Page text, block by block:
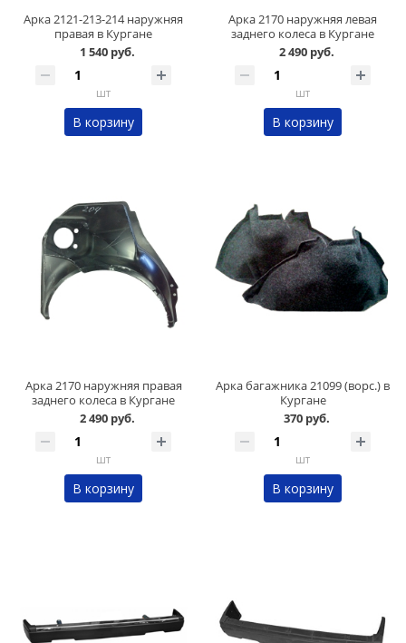
Арка 2121-213-214 наружняя
правая в Кургане
1 540 руб.
шт
В корзину
Арка 2170 наружняя левая
заднего колеса в Кургане
2 490 руб.
шт
В корзину
Арка 2170 наружняя правая
заднего колеса в Кургане
2 490 руб.
шт
В корзину
Арка багажника 21099 (ворс.) в
Кургане
370 руб.
шт
В корзину